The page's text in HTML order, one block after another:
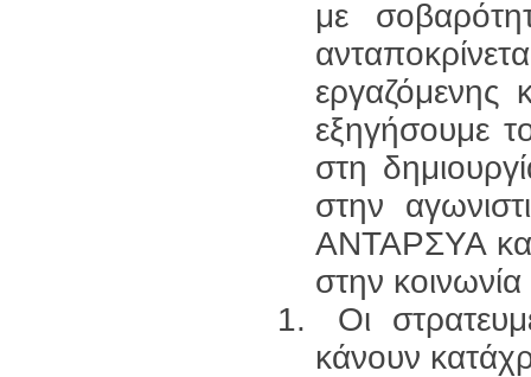
με
εργαζόμενης
εξηγήσουμε
στη
στην
ΑΝΤΑΡΣΥΑ
στην
Οι
κάνουν